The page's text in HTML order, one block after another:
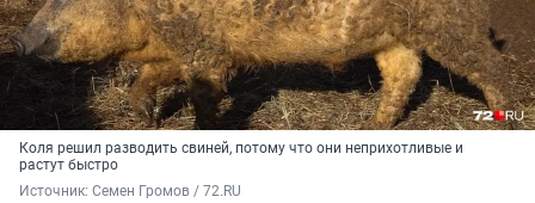
Коля решил разводить свиней, потому что они неприхотливые и
растут быстро
Источник: Семен Громов / 72.RU